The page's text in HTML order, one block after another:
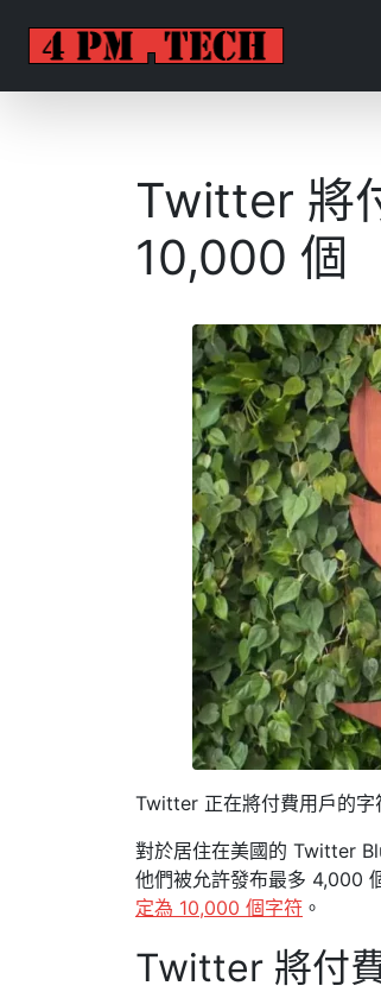
Twitter 將
10,000 個
Twitter 正在將付費用戶的字
對於居住在美國的 Twitter
他們被允許發布最多 4,000
定為 10,000 個字符 。
Twitter 將付